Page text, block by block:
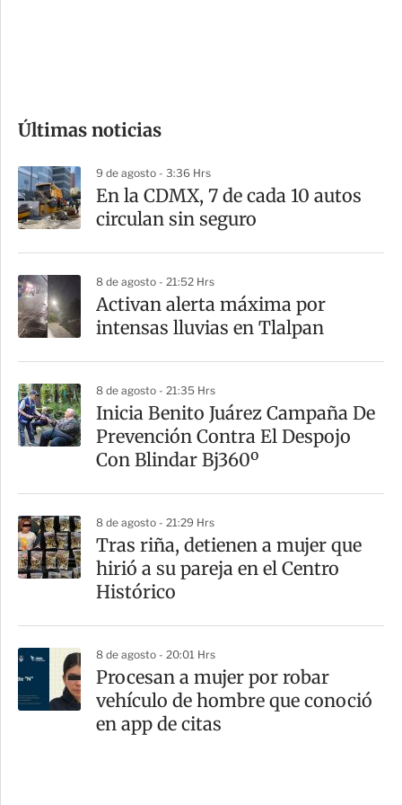
m
a
r
t
r
Últimas noticias
9 de agosto - 3:36 Hrs
En la CDMX, 7 de cada 10 autos
circulan sin seguro
8 de agosto - 21:52 Hrs
Activan alerta máxima por
intensas lluvias en Tlalpan
8 de agosto - 21:35 Hrs
Inicia Benito Juárez Campaña De
Prevención Contra El Despojo
Con Blindar Bj360º
8 de agosto - 21:29 Hrs
Tras riña, detienen a mujer que
hirió a su pareja en el Centro
Histórico
8 de agosto - 20:01 Hrs
Procesan a mujer por robar
vehículo de hombre que conoció
en app de citas